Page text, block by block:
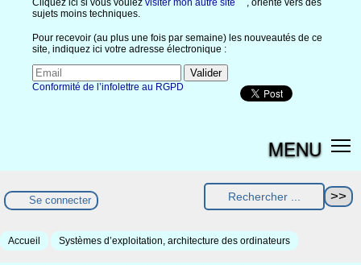
Cliquez ici si vous voulez visiter mon autre site
, orienté vers des
sujets moins techniques.
Pour recevoir (au plus une fois par semaine) les nouveautés de ce
site, indiquez ici votre adresse électronique :
Conformité de l’infolettre au RGPD
MENU
Se connecter
Accueil Systèmes d’exploitation, architecture des ordinateurs